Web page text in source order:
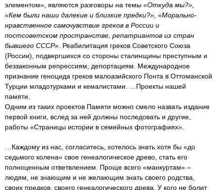
элементом», являются разговоры на темы «Откуда мы?»,
«Кем были наши далекие и близкие предки?», «Морально-
нравственное самочувствие греков в России и
постсоветском пространстве, репатриантов из стран
бывшего СССР» . Реабилитация греков Советского Союза
(России), подвергшихся со стороны сталинщины преступным и
беззаконным репрессиям, депортациям. Международное
признание геноцида греков малоазийского Понта в Оттоманской
Турции младотурками и кемалистами. …Проекты нашей
памяти.
Одним из таких проектов Памяти можно смело назвать издание
первой книги, вслед за ней должны последовать и другие,
работы «Страницы истории в семейных фотографиях».
…Каждому из нас, согласитесь, хотелось знать хотя бы «до
седьмого колена» свое генеалогическое древо, стать его
полноценным ответвлением. Проще всего «манкуртам» –
людям, не знающим и не желающим знать своего родства,
своих предков, своего генеалогического древа. У кого не болит